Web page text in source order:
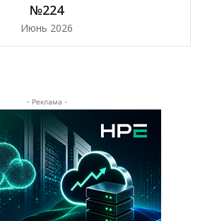
№224
Июнь 2026
- Реклама -